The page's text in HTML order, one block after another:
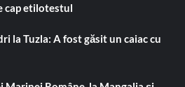
cap etilotestul
la Tuzla: A fost găsit un caiac cu